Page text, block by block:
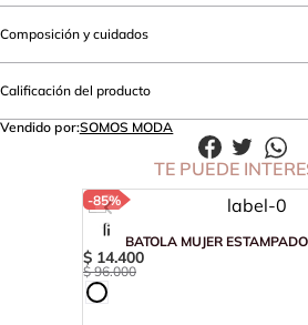
Composición y cuidados
Calificación del producto
Vendido por:SOMOS MODA
TE PUEDE
-85%
BATOLA MUJER
$ 14.400
$ 96.000